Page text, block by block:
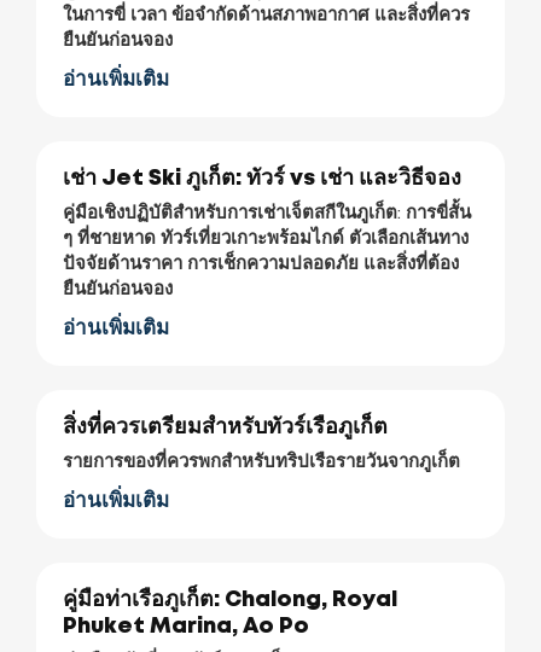
ในการขี่ เวลา ข้อจำกัดด้านสภาพอากาศ และสิ่งที่ควร
ยืนยันก่อนจอง
อ่านเพิ่มเติม
เช่า Jet Ski ภูเก็ต: ทัวร์ vs เช่า และวิธีจอง
คู่มือเชิงปฏิบัติสำหรับการเช่าเจ็ตสกีในภูเก็ต: การขี่สั้น
ๆ ที่ชายหาด ทัวร์เที่ยวเกาะพร้อมไกด์ ตัวเลือกเส้นทาง
ปัจจัยด้านราคา การเช็กความปลอดภัย และสิ่งที่ต้อง
ยืนยันก่อนจอง
อ่านเพิ่มเติม
สิ่งที่ควรเตรียมสำหรับทัวร์เรือภูเก็ต
รายการของที่ควรพกสำหรับทริปเรือรายวันจากภูเก็ต
อ่านเพิ่มเติม
คู่มือท่าเรือภูเก็ต: Chalong, Royal
Phuket Marina, Ao Po